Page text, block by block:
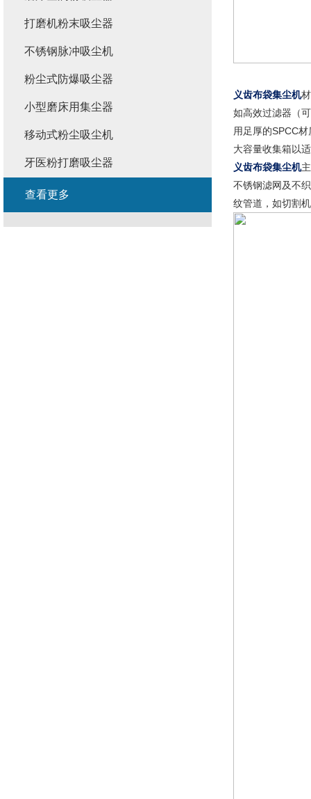
义齿布袋集尘机
如高效过滤器（
用足厚的SPCC
大容量收集箱以
义齿布袋集尘机
不锈钢滤网及不
纹管道，如切割
打磨机粉末吸尘器
不锈钢脉冲吸尘机
粉尘式防爆吸尘器
小型磨床用集尘器
移动式粉尘吸尘机
牙医粉打磨吸尘器
查看更多